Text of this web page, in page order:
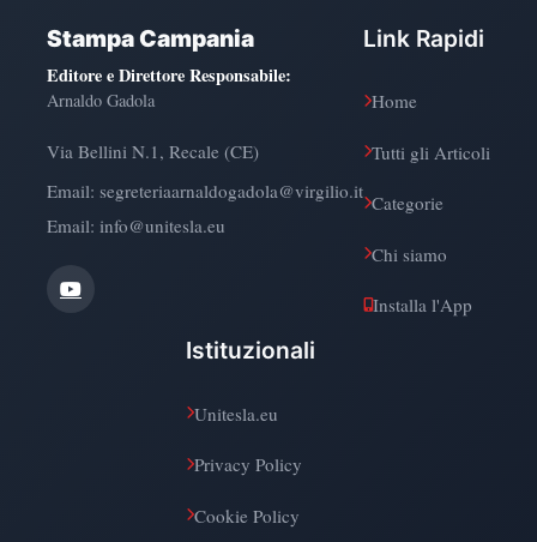
Stampa Campania
Editore e Direttore Responsabile:
Arnaldo Gadola
Via Bellini N.1, Recale (CE)
Email: segreteriaarnaldogadola@virgilio.it
Email: info@unitesla.eu
Link Rapidi
Home
Tutti gli Articoli
Categorie
Chi siamo
Installa l'App
Istituzionali
Unitesla.eu
Privacy Policy
Cookie Policy